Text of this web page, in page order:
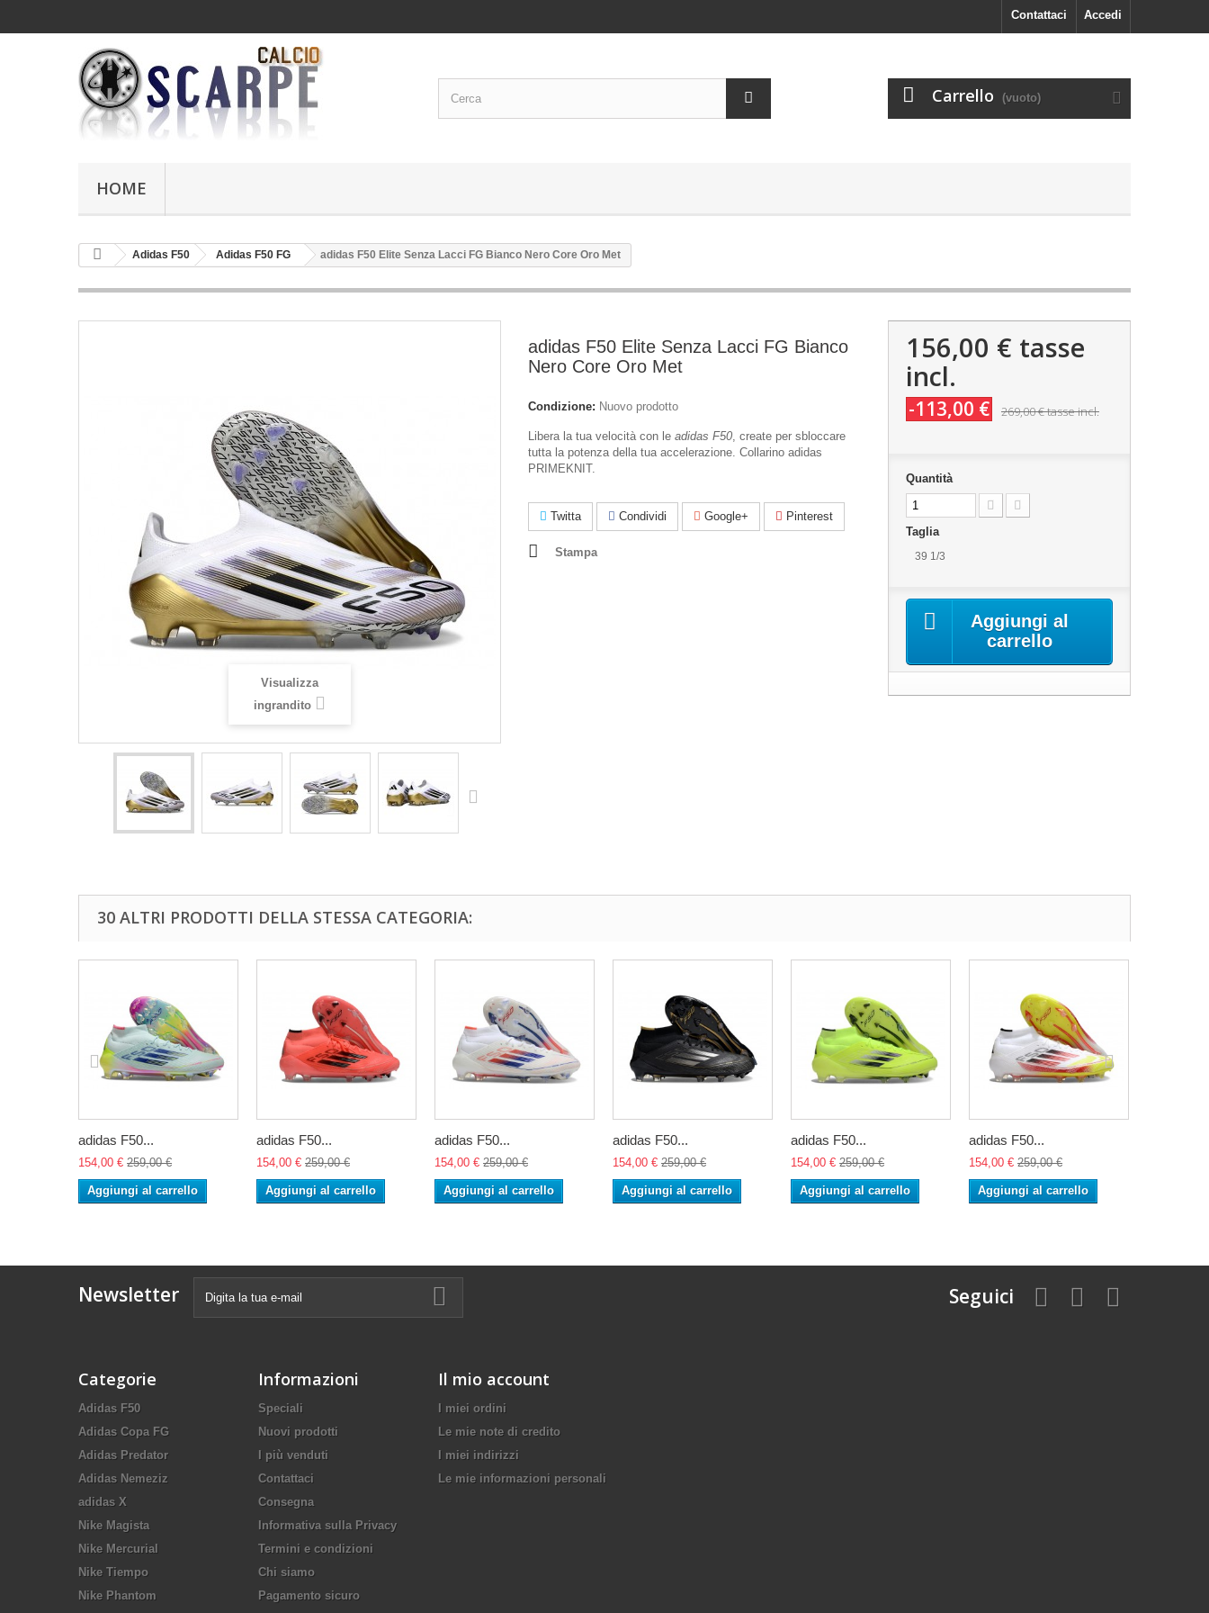
Accedi
Contattaci
Carrello (vuoto)
HOME
Adidas F50 Adidas F50 FG adidas F50 Elite Senza Lacci FG Bianco Nero Core Oro Met
Visualizza
ingrandito
adidas F50 Elite Senza Lacci FG Bianco
Nero Core Oro Met
Condizione: Nuovo prodotto
Libera la tua velocità con le adidas F50, create per sbloccare
tutta la potenza della tua accelerazione. Collarino adidas
PRIMEKNIT.
Twitta Condividi Google+ Pinterest
Stampa
156,00 € tasse
incl.
-113,00 € 269,00 €tasse incl.
Quantità
Taglia
39 1/3
Aggiungi al
carrello
30 ALTRI PRODOTTI DELLA STESSA CATEGORIA:
adidas F50...
154,00 € 259,00 €
Aggiungi al carrello
adidas F50...
154,00 € 259,00 €
Aggiungi al carrello
adidas F50...
154,00 € 259,00 €
Aggiungi al carrello
adidas F50...
154,00 € 259,00 €
Aggiungi al carrello
adidas F50...
154,00 € 259,00 €
Aggiungi al carrello
adidas F50...
154,00 € 259,00 €
Aggiungi al carrello
Newsletter Seguici
Categorie
Adidas F50
Adidas Copa FG
Adidas Predator
Adidas Nemeziz
adidas X
Nike Magista
Nike Mercurial
Nike Tiempo
Nike Phantom
Informazioni
Speciali
Nuovi prodotti
I più venduti
Contattaci
Consegna
Informativa sulla Privacy
Termini e condizioni
Chi siamo
Pagamento sicuro
Il mio account
I miei ordini
Le mie note di credito
I miei indirizzi
Le mie informazioni personali